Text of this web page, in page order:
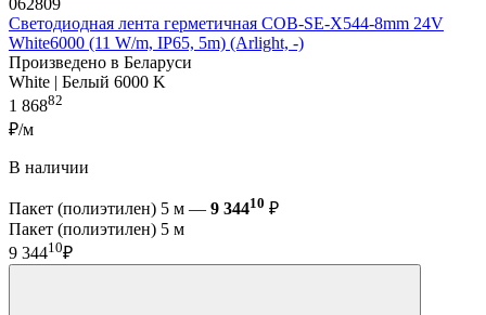
062809
Светодиодная лента герметичная COB-SE-X544-8mm 24V
White6000 (11 W/m, IP65, 5m) (Arlight, -)
Произведено в Беларуси
White | Белый 6000 K
1 86882
₽/м
В наличии
Пакет (полиэтилен) 5 м — 9 34410 ₽
Пакет (полиэтилен) 5 м
9 34410₽